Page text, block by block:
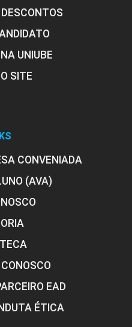
UNIUBE
SITE
CONVENIADA
(AVA)
EAD
ÉTICA